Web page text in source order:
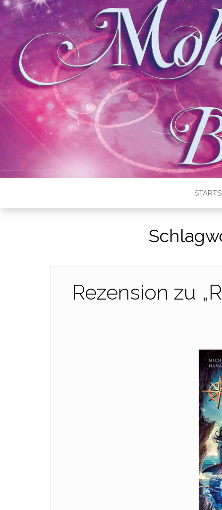
Rezension zu